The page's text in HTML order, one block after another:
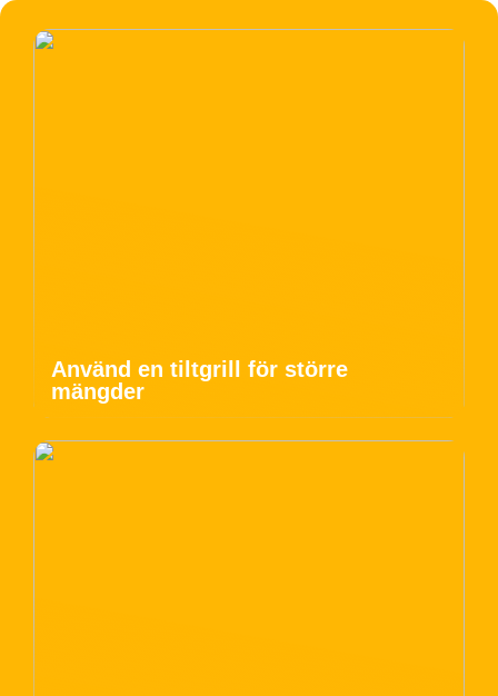
Använd en tiltgrill för större
mängder